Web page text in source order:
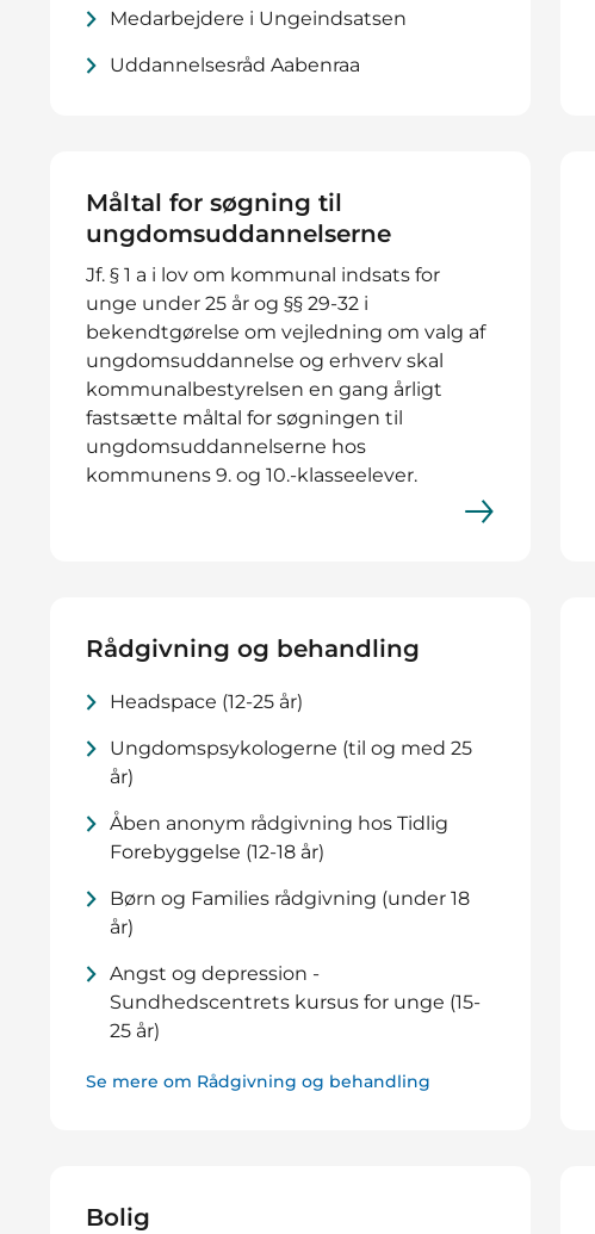
Medarbejdere i Ungeindsatsen
Uddannelsesråd Aabenraa
Måltal for søgning til
ungdomsuddannelserne
Jf. § 1 a i lov om kommunal indsats for
unge under 25 år og §§ 29-32 i
bekendtgørelse om vejledning om valg af
ungdomsuddannelse og erhverv skal
kommunalbestyrelsen en gang årligt
fastsætte måltal for søgningen til
ungdomsuddannelserne hos
kommunens 9. og 10.-klasseelever.
Rådgivning og behandling
Headspace (12-25 år)
Ungdomspsykologerne (til og med 25
år)
Åben anonym rådgivning hos Tidlig
Forebyggelse (12-18 år)
Børn og Families rådgivning (under 18
år)
Angst og depression -
Sundhedscentrets kursus for unge (15-
25 år)
Se mere om Rådgivning og behandling
Bolig